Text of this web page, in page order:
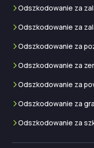
Odszkodowanie za
Odszkodowanie za
Odszkodowanie za
Odszkodowanie za
Odszkodowanie za
Odszkodowanie za
Odszkodowanie za